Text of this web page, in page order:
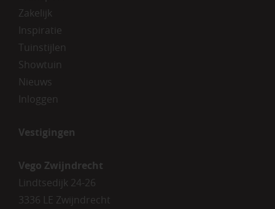
Zakelijk
Inspiratie
Tuinstijlen
Showtuin
Nieuws
Inloggen
Vestigingen
Vego Zwijndrecht
Lindtsedijk 24-26
3336 LE Zwijndrecht